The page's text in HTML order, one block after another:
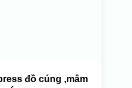
đồ cúng ,mâm